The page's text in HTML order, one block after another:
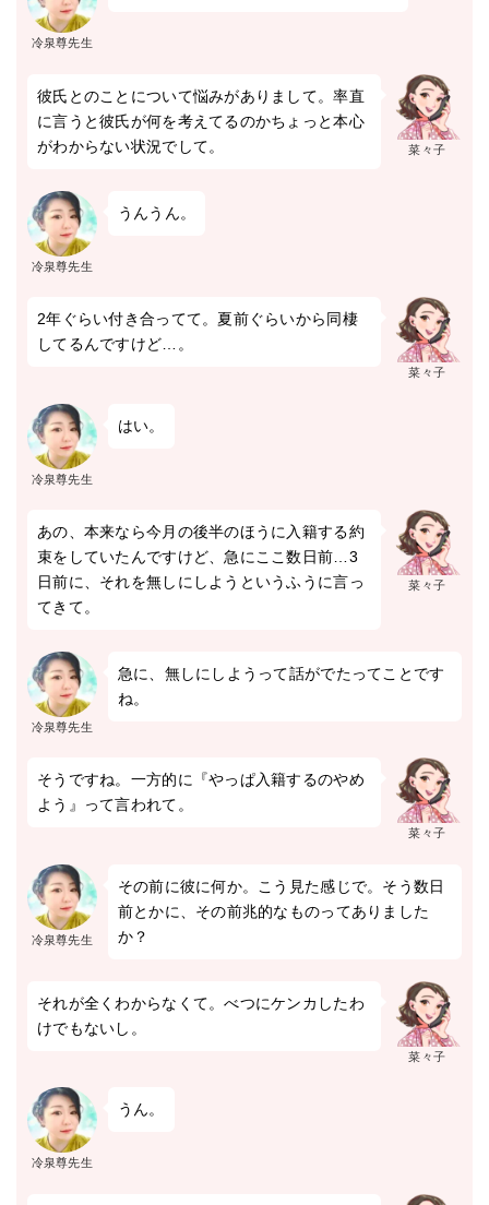
冷泉尊先生
菜々子
彼氏とのことについて悩みがありまして。率直
に言うと彼氏が何を考えてるのかちょっと本心
がわからない状況でして。
冷泉尊先生
うんうん。
菜々子
2年ぐらい付き合ってて。夏前ぐらいから同棲
してるんですけど…。
冷泉尊先生
はい。
菜々子
あの、本来なら今月の後半のほうに入籍する約
束をしていたんですけど、急にここ数日前…3
日前に、それを無しにしようというふうに言っ
てきて。
冷泉尊先生
急に、無しにしようって話がでたってことです
ね。
菜々子
そうですね。一方的に『やっぱ入籍するのやめ
よう』って言われて。
冷泉尊先生
その前に彼に何か。こう見た感じで。そう数日
前とかに、その前兆的なものってありました
か？
菜々子
それが全くわからなくて。べつにケンカしたわ
けでもないし。
冷泉尊先生
うん。